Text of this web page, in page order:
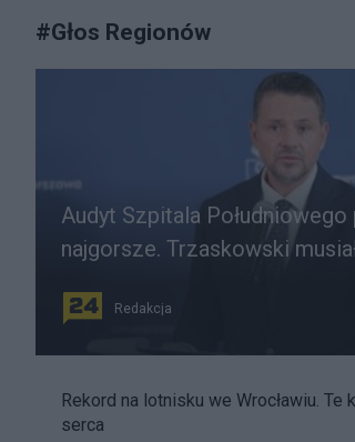
#Głos Regionów
Audyt Szpitala
najgorsze. Trzaskowski
Redakcja
Rekord na lotnisku we Wrocławiu. Te
serca